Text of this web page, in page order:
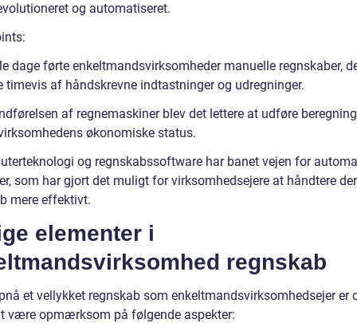
og automatiseret.
dage førte enkeltmandsvirksomheder manuelle regnskaber,
timevis af håndskrevne indtastninger og udregninger.
af regnemaskiner blev det lettere at udføre
økonomiske status.
og regnskabssoftware har banet vejen for
som har gjort det muligt for virksomhedsejere at håndtere
mere effektivt.
elementer i
regnskab
et vellykket regnskab som enkeltmandsvirksomhedsejer er
være opmærksom på følgende aspekter: